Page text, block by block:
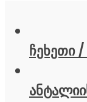
ჩეხეთი